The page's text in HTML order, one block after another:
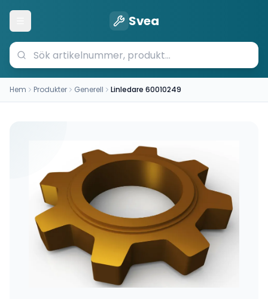
Öppna meny Svea
Hem Produkter Generell Linledare 60010249